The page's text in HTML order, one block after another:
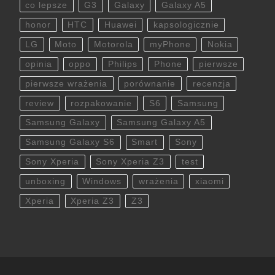
co lepsze G3 Galaxy Galaxy A5
honor HTC Huawei kapsologicznie
LG Moto Motorola myPhone Nokia
opinia oppo Philips Phone pierwsze
pierwsze wrażenia porównanie recenzja
review rozpakowanie S6 Samsung
Samsung Galaxy Samsung Galaxy A5
Samsung Galaxy S6 Smart Sony
Sony Xperia Sony Xperia Z3 test
unboxing Windows wrażenia xiaomi
Xperia Xperia Z3 Z3